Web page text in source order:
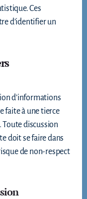
Ces
d’identifier un
d’informations
faite à une tierce
discussion
doit se faire dans
de non-respect